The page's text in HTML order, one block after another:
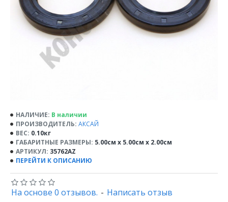
НАЛИЧИЕ: В наличии
ПРОИЗВОДИТЕЛЬ: АКСАЙ
ВЕС: 0.10кг
ГАБАРИТНЫЕ РАЗМЕРЫ: 5.00см x 5.00см x 2.00см
АРТИКУЛ: 35762AZ
ПЕРЕЙТИ К ОПИСАНИЮ
На основе 0 отзывов. - Написать отзыв